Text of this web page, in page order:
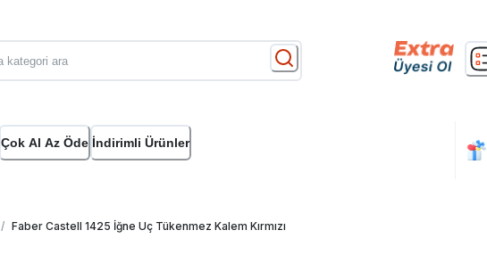
Çok Al Az Öde İndirimli Ürünler
/ Faber Castell 1425 İğne Uç Tükenmez Kalem Kırmızı